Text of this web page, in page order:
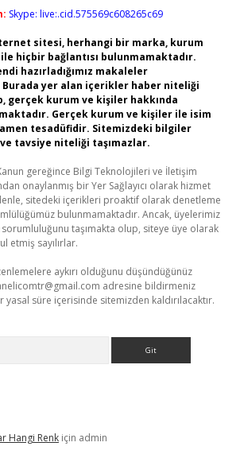
Skype: live:.cid.575569c608265c69
sitesi, herhangi bir marka, kurum
hiçbir bağlantısı bulunmamaktadır.
hazırladığımız makaleler
Burada yer alan içerikler haber niteliği
gerçek kurum ve kişiler hakkında
Gerçek kurum ve kişiler ile isim
tesadüfidir. Sitemizdeki bilgiler
tavsiye niteliği taşımazlar.
gereğince Bilgi Teknolojileri ve İletişim
onaylanmış bir Yer Sağlayıcı olarak hizmet
sitedeki içerikleri proaktif olarak denetleme
bulunmamaktadır. Ancak, üyelerimiz
sorumluluğunu taşımakta olup, siteye üye olarak
etmiş sayılırlar.
aykırı olduğunu düşündüğünüz
adresine bildirmeniz
süre içerisinde sitemizden kaldırılacaktır.
Hangi Renk için admin